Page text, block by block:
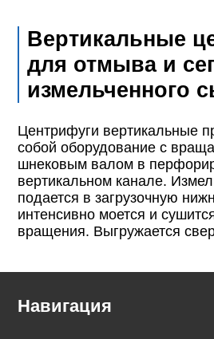
Вертикальные
для отмыва и
измельченного
Центрифуги вертикальные
собой оборудование с
шнековым валом в
вертикальном канале.
подается в загрузочную
интенсивно моется и
вращения. Выгружается
Навигация